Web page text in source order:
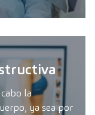
la
ya sea por